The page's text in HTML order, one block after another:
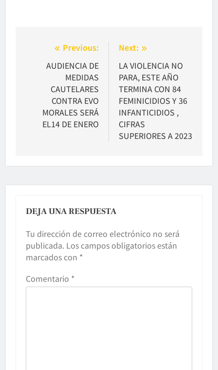
Navegación
entradas
Previous:
AUDIENCIA DE
MEDIDAS
CAUTELARES
CONTRA EVO
MORALES SERÁ
EL14 DE ENERO
Next:
LA VIOLENCIA NO
PARA, ESTE AÑO
TERMINA CON 84
FEMINICIDIOS Y 36
INFANTICIDIOS ,
CIFRAS
SUPERIORES A 2023
DEJA UNA RESPUESTA
Tu dirección de correo electrónico no será
publicada. Los campos obligatorios están
marcados con *
Comentario *